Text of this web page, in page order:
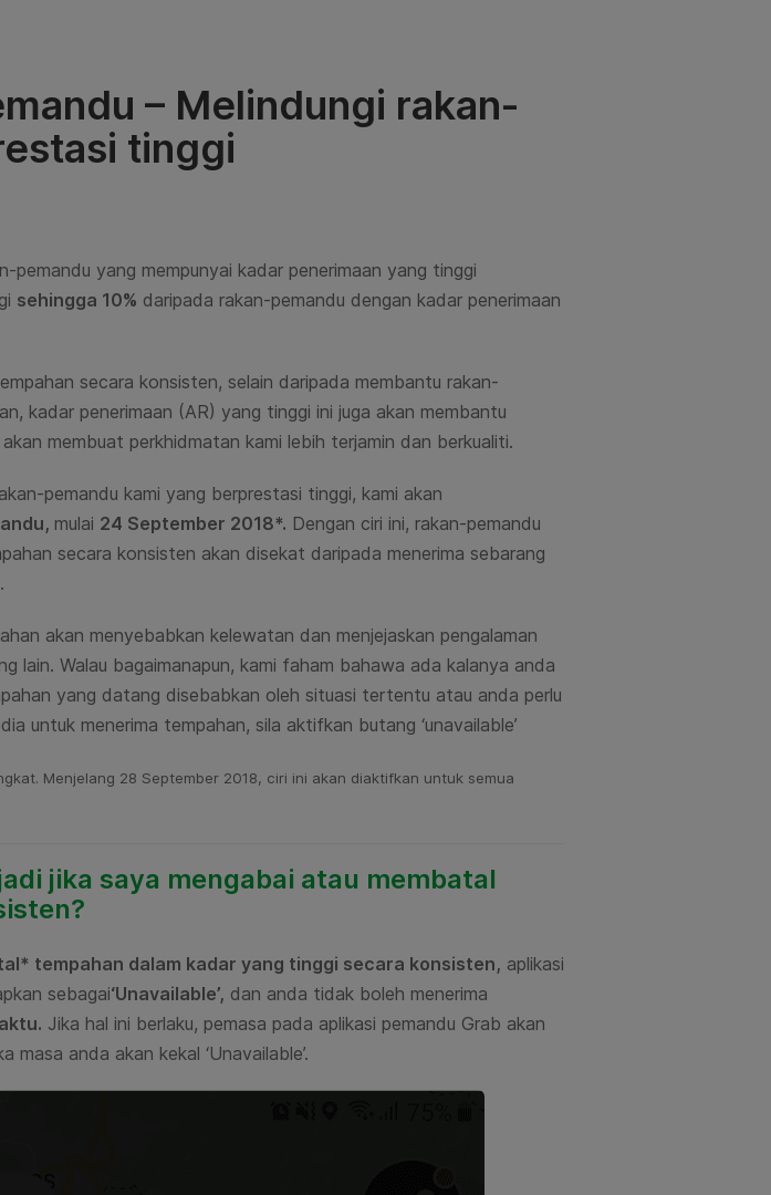
– Melindungi rakan-
tinggi
pemandu yang mempunyai kadar penerimaan yang tinggi
sehingga 10% daripada rakan-pemandu dengan kadar penerimaan
secara konsisten, selain daripada membantu rakan-
kadar penerimaan (AR) yang tinggi ini juga akan membantu
membuat perkhidmatan kami lebih terjamin dan berkualiti.
pemandu kami yang berprestasi tinggi, kami akan
mulai 24 September 2018*. Dengan ciri ini, rakan-pemandu
secara konsisten akan disekat daripada menerima sebarang
.
akan menyebabkan kelewatan dan menjejaskan pengalaman
lain. Walau bagaimanapun, kami faham bahawa ada kalanya anda
yang datang disebabkan oleh situasi tertentu atau anda perlu
untuk menerima tempahan, sila aktifkan butang ‘unavailable’
Menjelang 28 September 2018, ciri ini akan diaktifkan untuk semua
jika saya mengabai atau membatal
tempahan dalam kadar yang tinggi secara konsisten, aplikasi
sebagai‘Unavailable’, dan anda tidak boleh menerima
. Jika hal ini berlaku, pemasa pada aplikasi pemandu Grab akan
masa anda akan kekal ‘Unavailable’.